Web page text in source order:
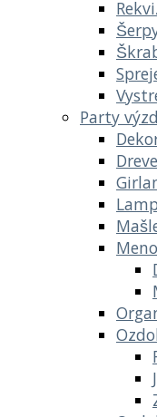
Party